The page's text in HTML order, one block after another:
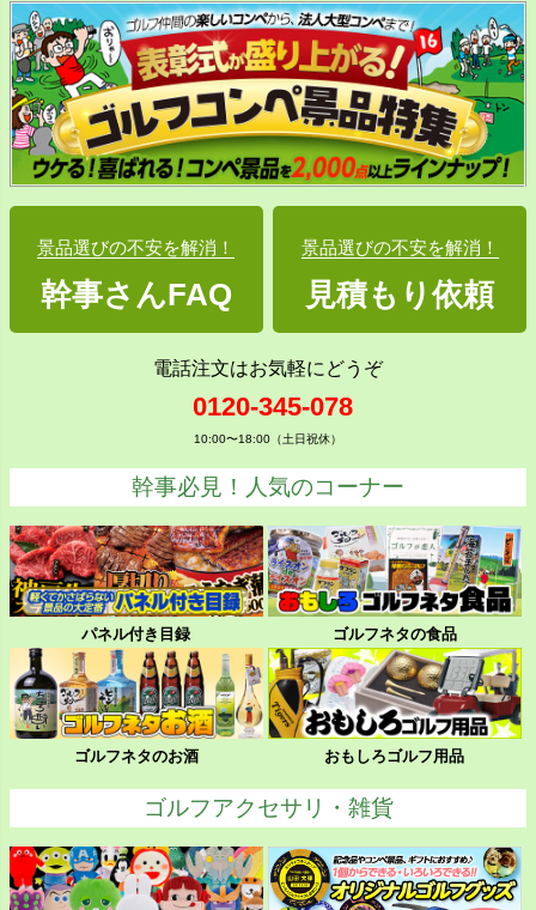
景品選びの不安を解消！
幹事さんFAQ
景品選びの不安を解消！
見積もり依頼
電話注文はお気軽にどうぞ
0120-345-078
10:00〜18:00（土日祝休）
幹事必見！人気のコーナー
パネル付き目録 ゴルフネタの食品
ゴルフネタのお酒 おもしろゴルフ用品
ゴルフアクセサリ・雑貨